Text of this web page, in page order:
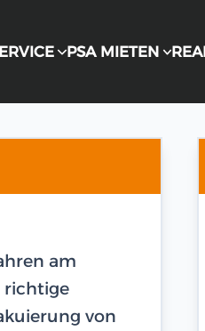
PSA MIETEN
am
richtige
von